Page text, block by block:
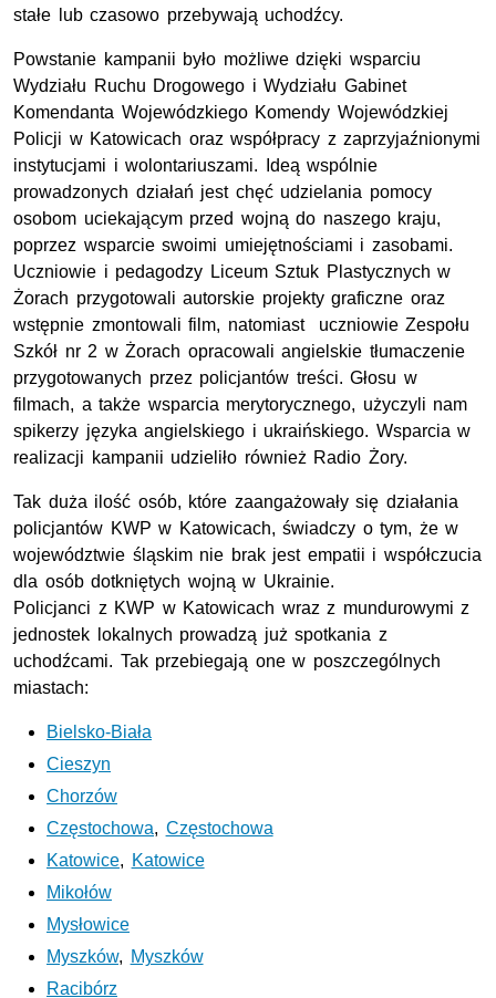
stałe lub czasowo przebywają uchodźcy.
Powstanie kampanii było możliwe dzięki wsparciu
Wydziału Ruchu Drogowego i Wydziału Gabinet
Komendanta Wojewódzkiego Komendy Wojewódzkiej
Policji w Katowicach oraz współpracy z zaprzyjaźnionymi
instytucjami i wolontariuszami. Ideą wspólnie
prowadzonych działań jest chęć udzielania pomocy
osobom uciekającym przed wojną do naszego kraju,
poprzez wsparcie swoimi umiejętnościami i zasobami.
Uczniowie i pedagodzy Liceum Sztuk Plastycznych w
Żorach przygotowali autorskie projekty graficzne oraz
wstępnie zmontowali film, natomiast uczniowie Zespołu
Szkół nr2 w Żorach opracowali angielskie tłumaczenie
przygotowanych przez policjantów treści. Głosu w
filmach, a także wsparcia merytorycznego, użyczyli nam
spikerzy języka angielskiego i ukraińskiego. Wsparcia w
realizacji kampanii udzieliło również Radio Żory.
Tak duża ilość osób, które zaangażowały się działania
policjantów KWP w Katowicach, świadczy o tym, że w
województwie śląskim nie brak jest empatii i współczucia
dla osób dotkniętych wojną w Ukrainie.
Policjanci z KWP w Katowicach wraz z mundurowymi z
jednostek lokalnych prowadzą już spotkania z
uchodźcami. Tak przebiegają one w poszczególnych
miastach:
Bielsko-Biała
Cieszyn
Chorzów
Częstochowa, Częstochowa
Katowice, Katowice
Mikołów
Mysłowice
Myszków, Myszków
Racibórz